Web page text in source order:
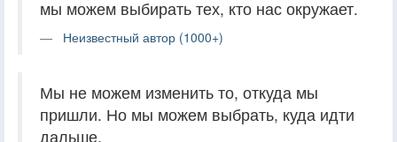
мы можем выбирать тех, кто нас окружает.
Неизвестный автор (1000+)
Мы не можем изменить то, откуда мы
пришли. Но мы можем выбрать, куда идти
дальше.